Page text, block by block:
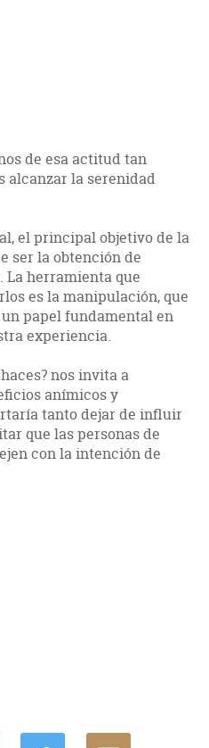
de esa actitud tan
alcanzar la serenidad
el principal objetivo de la
ser la obtención de
La herramienta que
es la manipulación, que
papel fundamental en
experiencia.
nos invita a
anímicos y
tanto dejar de influir
que las personas de
con la intención de